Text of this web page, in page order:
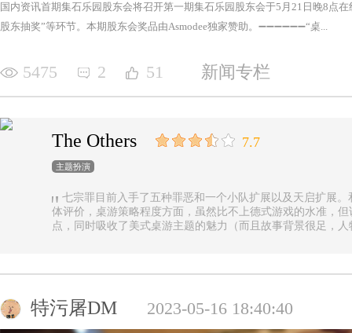
国内资讯首期集石乐园股东会将召开第一期集石乐园股东会于5月21日晚8点
股东抽奖”等环节。本期股东会奖品由Asmodee独家赞助。➖➖➖➖➖➖“桌...
5475 2 51 新闻专栏
The Others 7.7
主题扮演
七宗罪目前入手了五种罪恶和一个小队扩展以及天启扩展
体评价，桌游策略程度方面，虽然比不上德式游戏的水准，
点，同时吸收了美式桌游主题的魅力（而且故事背景很足，
事推进，化身降临，如若不慎，充满力量的化身必将索去英
罪恶中最有气势的，很不错，而作为拓展中的天启和天启四
特污屠DM 2023-05-16 18:40:40